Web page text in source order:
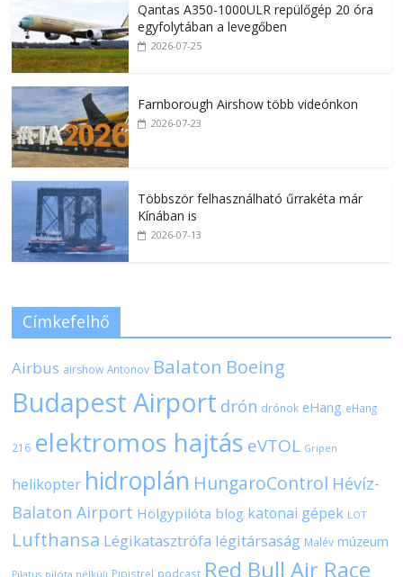
Qantas A350-1000ULR repülőgép 20 óra
egyfolytában a levegőben
2026-07-25
Farnborough Airshow több videónkon
2026-07-23
Többször felhasználható űrrakéta már
Kínában is
2026-07-13
Címkefelhő
Airbus airshow Antonov Balaton Boeing
Budapest Airport drón drónok eHang eHang
216 elektromos hajtás eVTOL Gripen
helikopter hidroplán HungaroControl Hévíz-
Balaton Airport Hölgypilóta blog katonai gépek LOT
Lufthansa Légikatasztrófa légitársaság Malév múzeum
Pilatus pilóta nélküli Pipistrel podcast Red Bull Air Race